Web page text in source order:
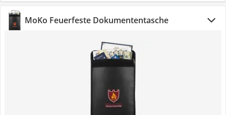
MoKo Feuerfeste Dokumententasche